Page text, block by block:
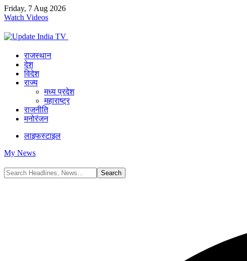
Friday, 7 Aug 2026
Watch Videos
राजस्थान
देश
विदेश
राज्य
मध्य प्रदेश
महाराष्ट्र
राजनीति
मनोरंजन
लाइफस्टाइल
My News